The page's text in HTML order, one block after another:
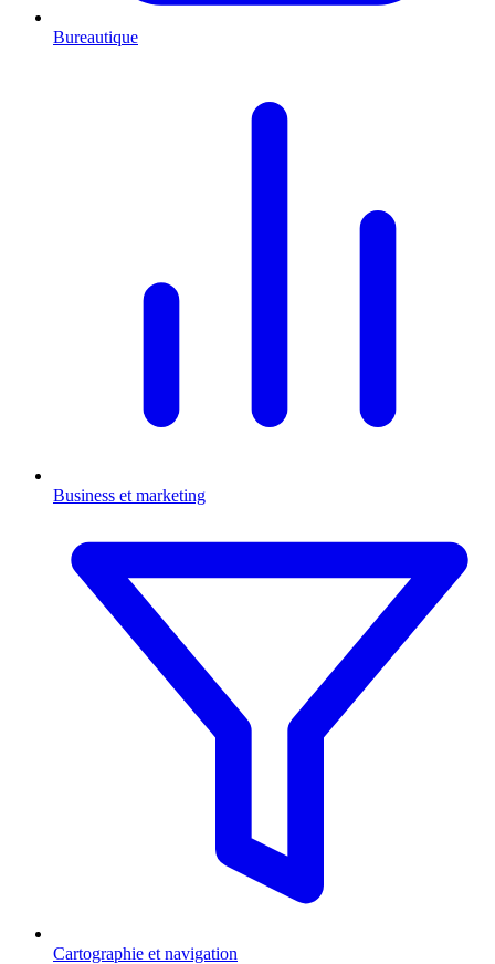
Bureautique
Business et marketing
Cartographie et navigation